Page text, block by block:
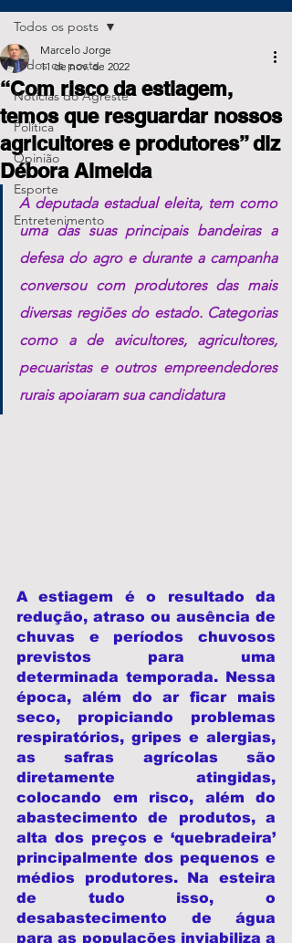
Todos os posts
Notícias do Agreste
Política
Opinião
Esporte
Entretenimento
Todos os posts
“Com risco da estiagem,
temos que resguardar nossos
agricultores e produtores” diz
Débora Almeida
Marcelo Jorge
11 de nov. de 2022
A deputada estadual eleita, tem como
uma das suas principais bandeiras a
defesa do agro e durante a campanha
conversou com produtores das mais
diversas regiões do estado. Categorias
como a de avicultores, agricultores,
pecuaristas e outros empreendedores
rurais apoiaram sua candidatura
A estiagem é o resultado da
redução, atraso ou ausência de
chuvas e períodos chuvosos
previstos para uma
determinada temporada. Nessa
época, além do ar ficar mais
seco, propiciando problemas
respiratórios, gripes e alergias,
as safras agrícolas são
diretamente atingidas,
colocando em risco, além do
abastecimento de produtos, a
alta dos preços e ‘quebradeira’
principalmente dos pequenos e
médios produtores. Na esteira
de tudo isso, o
desabastecimento de água
para as populações inviabiliza a